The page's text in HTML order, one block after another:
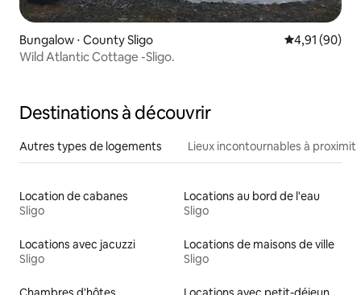
Bungalow ⋅ County Sligo Évaluation
4,91 (90)
Wild Atlantic Cottage -Sligo.
Destinations à découvrir
Autres types de logements Lieux incontournables à
Location de cabanes
Sligo
Locations au bord de l'eau
Sligo
Locations avec jacuzzi
Sligo
Locations de maisons de ville
Sligo